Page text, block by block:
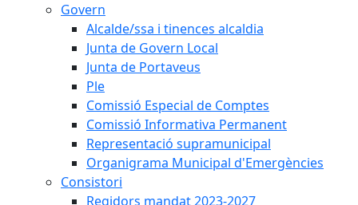
Govern
Alcalde/ssa i tinences alcaldia
Junta de Govern Local
Junta de Portaveus
Ple
Comissió Especial de Comptes
Comissió Informativa Permanent
Representació supramunicipal
Organigrama Municipal d'Emergències
Consistori
Regidors mandat 2023-2027